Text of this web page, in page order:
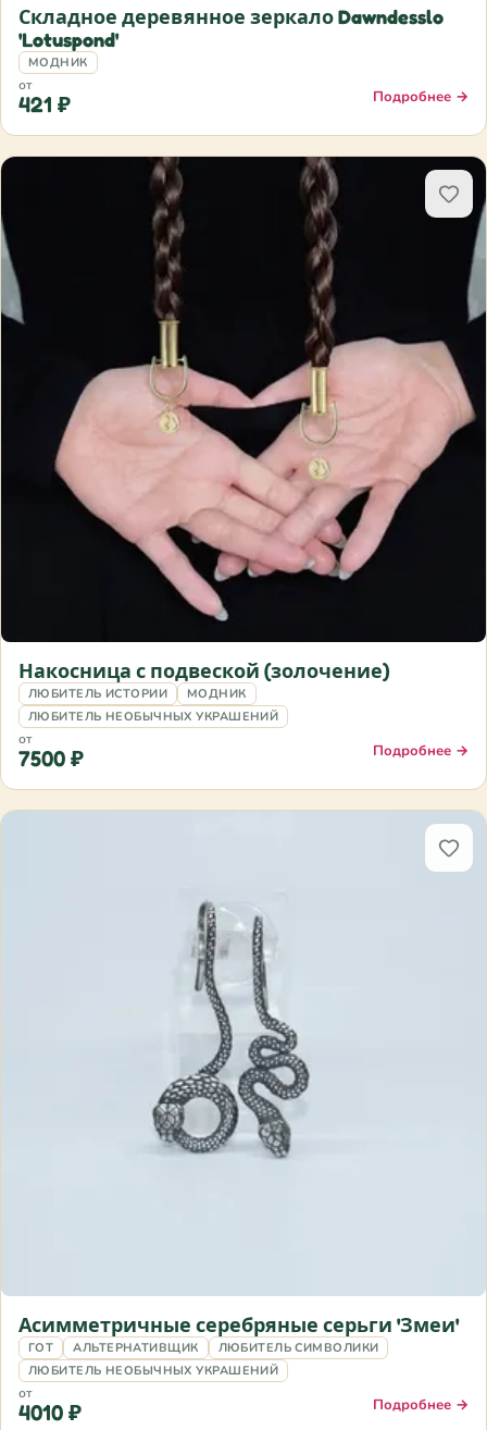
Складное деревянное зеркало Dawndesslo
'Lotuspond'
МОДНИК
от
421 ₽ Подробнее →
Накосница с подвеской (золочение)
ЛЮБИТЕЛЬ ИСТОРИИ
МОДНИК
ЛЮБИТЕЛЬ НЕОБЫЧНЫХ УКРАШЕНИЙ
от
7500 ₽ Подробнее →
Асимметричные серебряные серьги 'Змеи'
ГОТ АЛЬТЕРНАТИВЩИК
ЛЮБИТЕЛЬ СИМВОЛИКИ
ЛЮБИТЕЛЬ НЕОБЫЧНЫХ УКРАШЕНИЙ
от
4010 ₽ Подробнее →